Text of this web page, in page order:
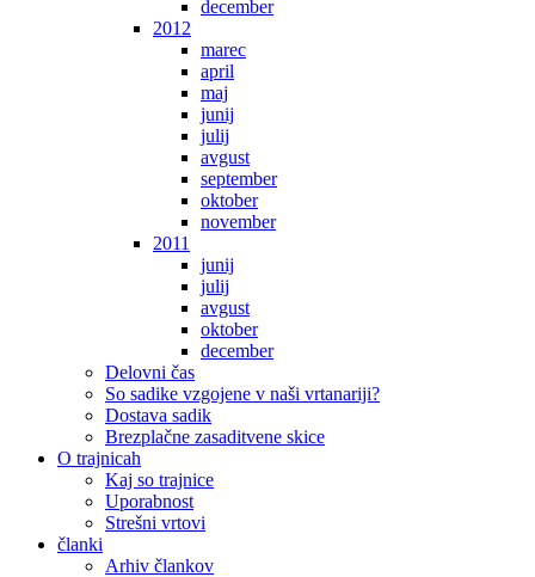
december
2012
marec
april
maj
junij
julij
avgust
september
oktober
november
2011
junij
julij
avgust
oktober
december
Delovni čas
So sadike vzgojene v naši vrtanariji?
Dostava sadik
Brezplačne zasaditvene skice
O trajnicah
Kaj so trajnice
Uporabnost
Strešni vrtovi
članki
Arhiv člankov